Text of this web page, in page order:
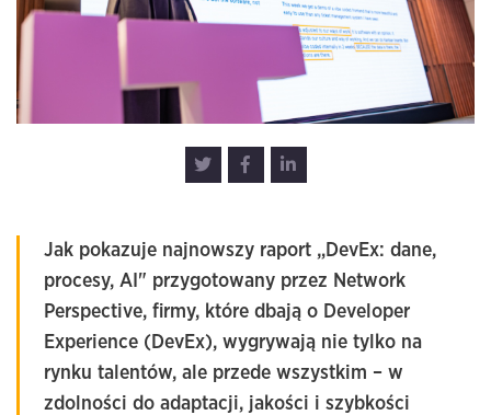
Jak pokazuje najnowszy raport „DevEx: dane,
procesy, AI" przygotowany przez Network
Perspective, firmy, które dbają o Developer
Experience (DevEx), wygrywają nie tylko na
rynku talentów, ale przede wszystkim – w
zdolności do adaptacji, jakości i szybkości